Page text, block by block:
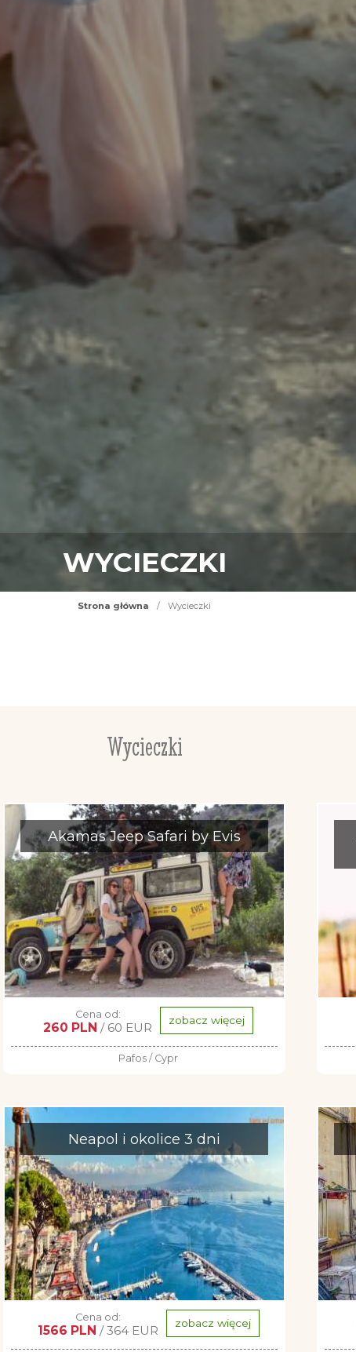
WYCIECZKI
Strona główna / Wycieczki
Wycieczki
Akamas Jeep Safari by Evis
Cena od:
260 PLN / 60 EUR zobacz więcej
Pafos / Cypr
Neapol i okolice 3 dni
Cena od:
1566 PLN / 364 EUR zobacz więcej